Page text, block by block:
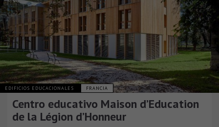
EDIFICIOS EDUCACIONALES FRANCIA
Centro educativo Maison d’Education
de la Légion d’Honneur